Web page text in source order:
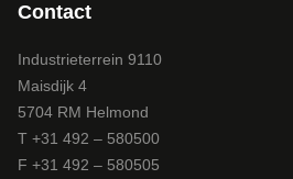
Contact
Industrieterrein 9110
Maisdijk 4
5704 RM Helmond
T +31 492 – 580500
F +31 492 – 580505